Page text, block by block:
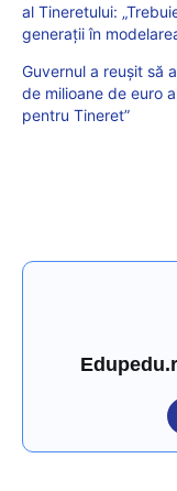
al Tineretului:
generații în
Guvernul a reuşit să
de milioane de euro
pentru Tineret”